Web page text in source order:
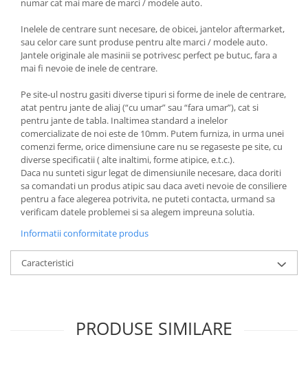
numar cat mai mare de marci / modele auto.
Inelele de centrare sunt necesare, de obicei, jantelor aftermarket,
sau celor care sunt produse pentru alte marci / modele auto.
Jantele originale ale masinii se potrivesc perfect pe butuc, fara a
mai fi nevoie de inele de centrare.
Pe site-ul nostru gasiti diverse tipuri si forme de inele de centrare,
atat pentru jante de aliaj (“cu umar” sau “fara umar”), cat si
pentru jante de tabla. Inaltimea standard a inelelor
comercializate de noi este de 10mm. Putem furniza, in urma unei
comenzi ferme, orice dimensiune care nu se regaseste pe site, cu
diverse specificatii ( alte inaltimi, forme atipice, e.t.c.).
Daca nu sunteti sigur legat de dimensiunile necesare, daca doriti
sa comandati un produs atipic sau daca aveti nevoie de consiliere
pentru a face alegerea potrivita, ne puteti contacta, urmand sa
verificam datele problemei si sa alegem impreuna solutia.
Informatii conformitate produs
Caracteristici
PRODUSE SIMILARE